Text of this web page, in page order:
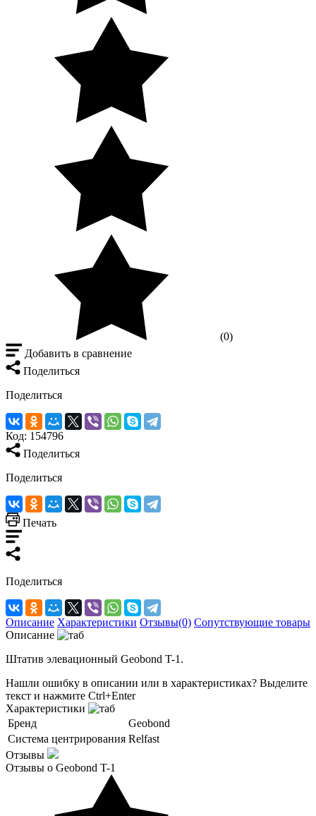
(0)
Добавить в сравнение
Поделиться
Поделиться
Код: 154796
Поделиться
Поделиться
Печать
Поделиться
Описание Характеристики Отзывы(0) Сопутствующие товары
Описание
Штатив элевационный Geobond T-1.
Нашли ошибку в описании или в характеристиках? Выделите
текст и нажмите Ctrl+Enter
Характеристики
Бренд
Geobond
Система центрирования Relfast
Отзывы
Отзывы о Geobond T-1